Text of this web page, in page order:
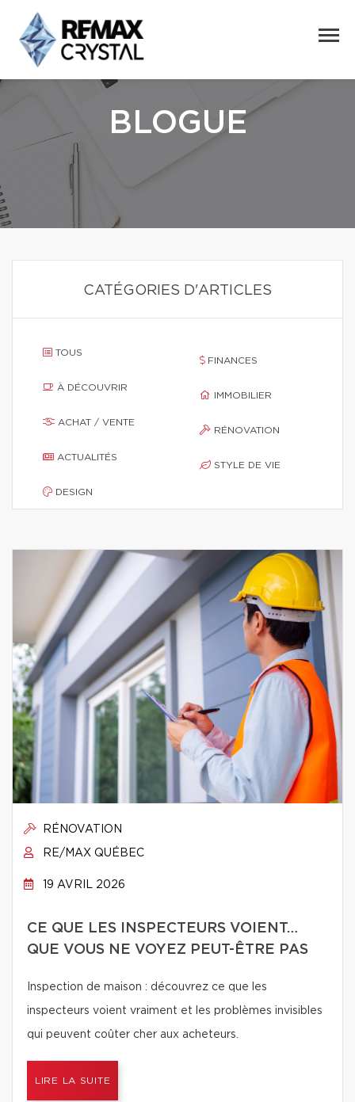
BLOGUE
CATÉGORIES D'ARTICLES
TOUS
À DÉCOUVRIR
ACHAT / VENTE
ACTUALITÉS
DESIGN
FINANCES
IMMOBILIER
RÉNOVATION
STYLE DE VIE
RÉNOVATION
RE/MAX QUÉBEC
19 AVRIL 2026
CE QUE LES INSPECTEURS VOIENT…
QUE VOUS NE VOYEZ PEUT-ÊTRE PAS
Inspection de maison : découvrez ce que les
inspecteurs voient vraiment et les problèmes invisibles
qui peuvent coûter cher aux acheteurs.
LIRE LA SUITE